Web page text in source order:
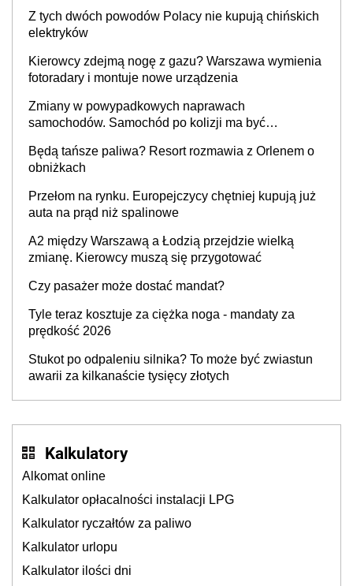
Z tych dwóch powodów Polacy nie kupują chińskich
elektryków
Kierowcy zdejmą nogę z gazu? Warszawa wymienia
fotoradary i montuje nowe urządzenia
Zmiany w powypadkowych naprawach
samochodów. Samochód po kolizji ma być
producenta
Będą tańsze paliwa? Resort rozmawia z Orlenem o
obniżkach
Przełom na rynku. Europejczycy chętniej kupują już
auta na prąd niż spalinowe
A2 między Warszawą a Łodzią przejdzie wielką
zmianę. Kierowcy muszą się przygotować
Czy pasażer może dostać mandat?
Tyle teraz kosztuje za ciężka noga - mandaty za
prędkość 2026
Stukot po odpaleniu silnika? To może być zwiastun
awarii za kilkanaście tysięcy złotych
Kalkulatory
Alkomat online
Kalkulator opłacalności instalacji LPG
Kalkulator ryczałtów za paliwo
Kalkulator urlopu
Kalkulator ilości dni